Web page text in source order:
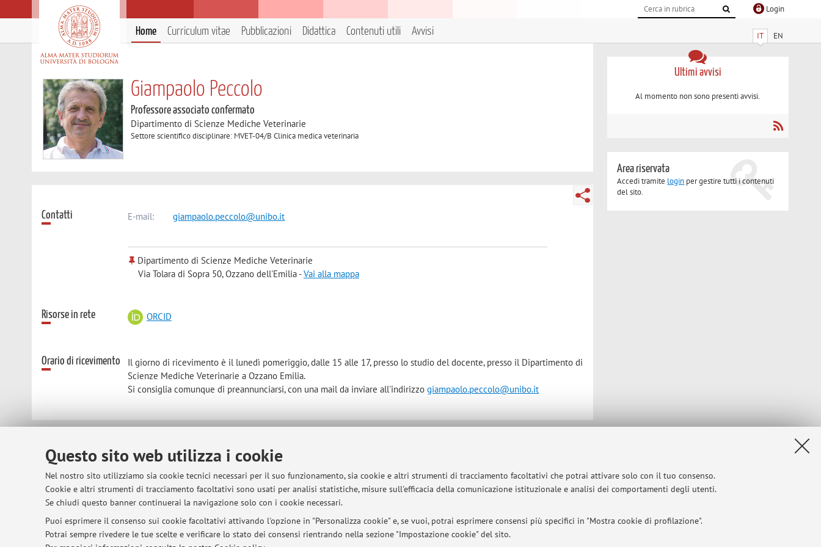
Questo sito web utilizza i cookie
Nel nostro sito utilizziamo sia cookie tecnici necessari per il suo funzionamento, sia cookie e altri strumenti di tracciamento facoltativi che potrai attivare solo con il tuo consenso.
Cookie e altri strumenti di tracciamento facoltativi sono usati per analisi statistiche, misure sull'efficacia della comunicazione istituzionale e analisi dei comportamenti degli utenti.
Se chiudi questo banner continuerai la navigazione solo con i cookie necessari.
Puoi esprimere il consenso sui cookie facoltativi attivando l'opzione in "Personalizza cookie" e, se vuoi, potrai esprimere consensi più specifici in "Mostra cookie di profilazione".
Potrai sempre rivedere le tue scelte e verificare lo stato dei consensi rientrando nella sezione "Impostazione cookie" del sito.
Login
IT EN
Home Curriculum vitae Pubblicazioni Didattica Contenuti utili Avvisi
Giampaolo Peccolo
Professore associato confermato
Dipartimento di Scienze Mediche Veterinarie
Settore scientifico disciplinare: MVET-04/B Clinica medica veterinaria
Contatti E-mail: giampaolo.peccolo@unibo.it
Dipartimento di Scienze Mediche Veterinarie
Via Tolara di Sopra 50, Ozzano dell'Emilia -Vai alla mappa
Risorse in rete ORCID
Orario di ricevimento
Il giorno di ricevimento è il lunedì pomeriggio, dalle 15 alle 17, presso lo studio del docente, presso il Dipartimento di
Scienze Mediche Veterinarie a Ozzano Emilia.
Si consiglia comunque di preannunciarsi, con una mail da inviare all'indirizzogiampaolo.peccolo@unibo.it
Ultimi avvisi
Al momento non sono presenti avvisi.
Area riservata
Accedi tramite login per gestire tutti i contenuti
del sito.
© 2026 - ALMA MATER STUDIORUM - Università di Bologna - Via Zamboni, 33 - 40126 Bologna - Partita IVA: 01131710376